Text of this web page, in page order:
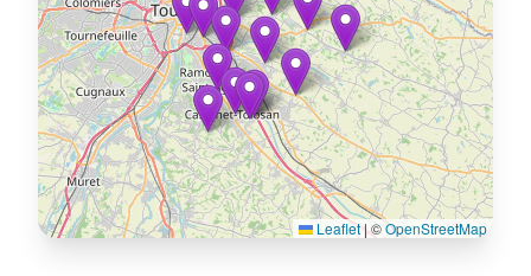
Leaflet|©OpenStreetMap